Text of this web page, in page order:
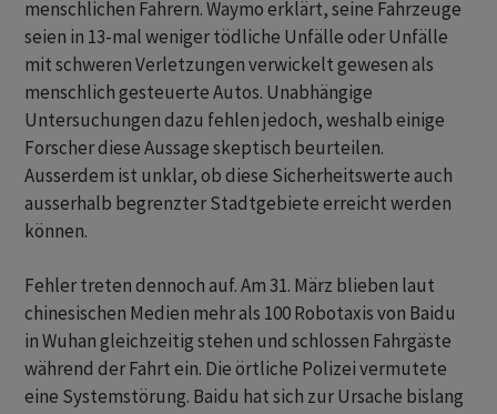
menschlichen Fahrern. Waymo erklärt, seine Fahrzeuge
seien in 13-mal weniger tödliche Unfälle oder Unfälle
mit schweren Verletzungen verwickelt gewesen als
menschlich gesteuerte Autos. Unabhängige
Untersuchungen dazu fehlen jedoch, weshalb einige
Forscher diese Aussage skeptisch beurteilen.
Ausserdem ist unklar, ob diese Sicherheitswerte auch
ausserhalb begrenzter Stadtgebiete erreicht werden
können.
Fehler treten dennoch auf. Am 31. März blieben laut
chinesischen Medien mehr als 100 Robotaxis von Baidu
in Wuhan gleichzeitig stehen und schlossen Fahrgäste
während der Fahrt ein. Die örtliche Polizei vermutete
eine Systemstörung. Baidu hat sich zur Ursache bislang